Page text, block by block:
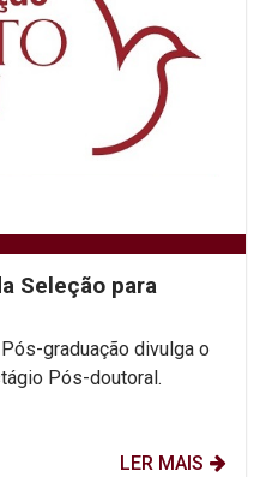
Seleção para
graduação divulga o
Pós-doutoral.
LER MAIS